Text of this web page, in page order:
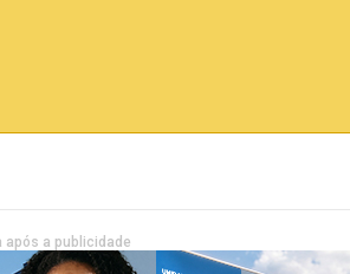
após a publicidade